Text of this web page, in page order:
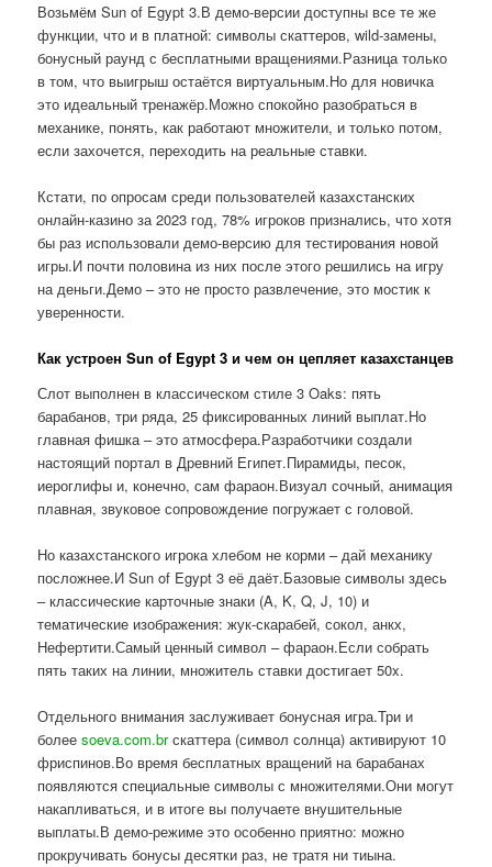
Возьмём Sun of Egypt 3.В демо-версии доступны все те же
функции, что и в платной: символы скаттеров, wild-замены,
бонусный раунд с бесплатными вращениями.Разница только
в том, что выигрыш остаётся виртуальным.Но для новичка
это идеальный тренажёр.Можно спокойно разобраться в
механике, понять, как работают множители, и только потом,
если захочется, переходить на реальные ставки.
Кстати, по опросам среди пользователей казахстанских
онлайн-казино за 2023 год, 78% игроков признались, что хотя
бы раз использовали демо-версию для тестирования новой
игры.И почти половина из них после этого решились на игру
на деньги.Демо – это не просто развлечение, это мостик к
уверенности.
Как устроен Sun of Egypt 3 и чем он цепляет казахстанцев
Слот выполнен в классическом стиле 3 Oaks: пять
барабанов, три ряда, 25 фиксированных линий выплат.Но
главная фишка – это атмосфера.Разработчики создали
настоящий портал в Древний Египет.Пирамиды, песок,
иероглифы и, конечно, сам фараон.Визуал сочный, анимация
плавная, звуковое сопровождение погружает с головой.
Но казахстанского игрока хлебом не корми – дай механику
посложнее.И Sun of Egypt 3 её даёт.Базовые символы здесь
– классические карточные знаки (A, K, Q, J, 10) и
тематические изображения: жук-скарабей, сокол, анкх,
Нефертити.Самый ценный символ – фараон.Если собрать
пять таких на линии, множитель ставки достигает 50x.
Отдельного внимания заслуживает бонусная игра.Три и
болееsoeva.com.brскаттера (символ солнца) активируют 10
фриспинов.Во время бесплатных вращений на барабанах
появляются специальные символы с множителями.Они могут
накапливаться, и в итоге вы получаете внушительные
выплаты.В демо-режиме это особенно приятно: можно
прокручивать бонусы десятки раз, не тратя ни тиына.